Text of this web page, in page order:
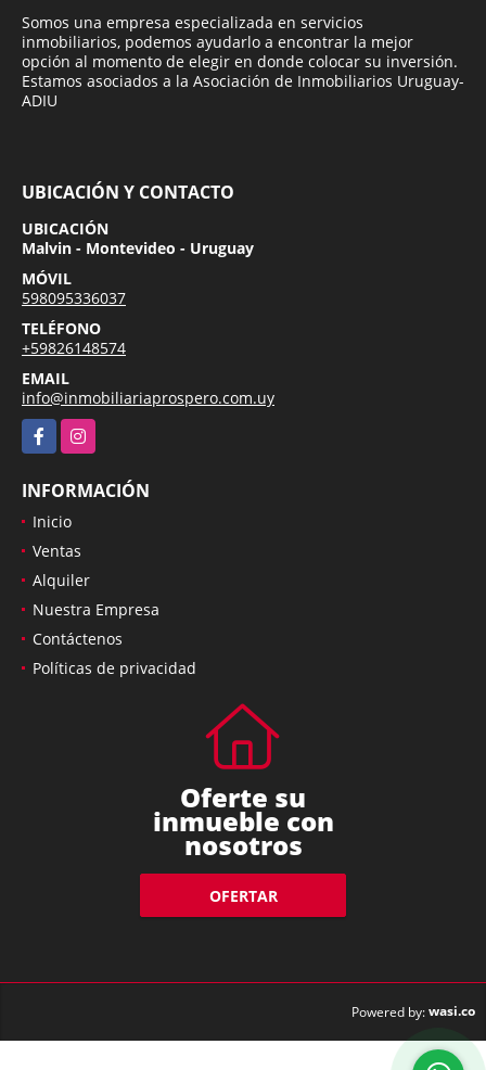
Somos una empresa especializada en servicios
inmobiliarios, podemos ayudarlo a encontrar la mejor
opción al momento de elegir en donde colocar su inversión.
Estamos asociados a la Asociación de Inmobiliarios Uruguay-
ADIU
UBICACIÓN Y CONTACTO
UBICACIÓN
Malvin - Montevideo - Uruguay
MÓVIL
598095336037
TELÉFONO
+59826148574
EMAIL
info@inmobiliariaprospero.com.uy
FacebookInstagram
INFORMACIÓN
Inicio
Ventas
Alquiler
Nuestra Empresa
Contáctenos
Políticas de privacidad
Oferte su
inmueble con
nosotros
OFERTAR
Powered by:wasi.co